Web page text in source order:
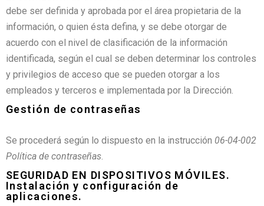
debe ser definida y aprobada por el área propietaria de la
información, o quien ésta defina, y se debe otorgar de
acuerdo con el nivel de clasificación de la información
identificada, según el cual se deben determinar los controles
y privilegios de acceso que se pueden otorgar a los
empleados y terceros e implementada por la Dirección.
Gestión de contraseñas
Se procederá según lo dispuesto en la instrucción 06-04-002
Política de contraseñas.
SEGURIDAD EN DISPOSITIVOS MÓVILES.
Instalación y configuración de
aplicaciones.